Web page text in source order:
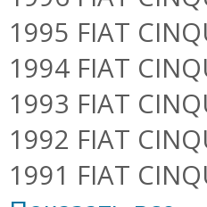
1995 FIAT
1994 FIAT
1993 FIAT
1992 FIAT
1991 FIAT